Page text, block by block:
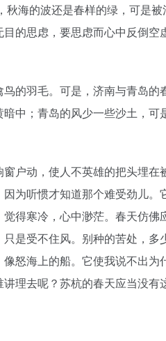
海的波还是春样的绿，可是
的思虑，要思虑而心中反倒空
的羽毛。可是，济南与青岛的
中；青岛的风少一些沙土，可
户动，使人不英雄的把头埋在
为听惯才知道那个难受劲儿。
得寒冷，心中渺茫。春天仿佛
是受不住风。别种的苦处，多
怒海上的船。它使我说不出为
理去呢？苏杭的春天应当没有